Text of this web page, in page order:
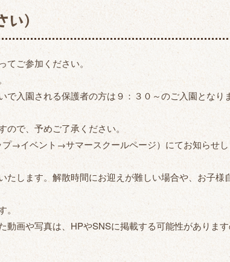
い）
ご参加ください。
入園される保護者の方は９：３０～のご入園となり
で、予めご了承ください。
→イベント→サマースクールページ）にてお知らせ
します。解散時間にお迎えが難しい場合や、お子様
画や写真は、HPやSNSに掲載する可能性がありま